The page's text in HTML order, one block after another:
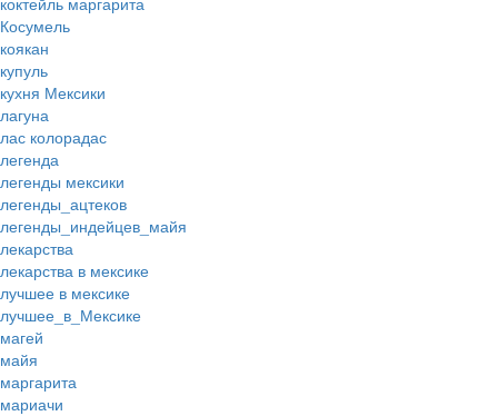
Косумель
коякан
купуль
кухня Мексики
лагуна
лас колорадас
легенда
легенды мексики
легенды_ацтеков
легенды_индейцев_майя
лекарства
лекарства в мексике
лучшее в мексике
лучшее_в_Мексике
магей
майя
маргарита
мариачи